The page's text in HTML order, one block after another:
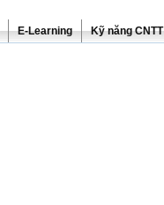
E-Learning Kỹ năng CNTT